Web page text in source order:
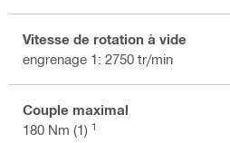
Vitesse de rotation à vide
engrenage 1: 2750 tr/min
Couple maximal
180 Nm (1) 1